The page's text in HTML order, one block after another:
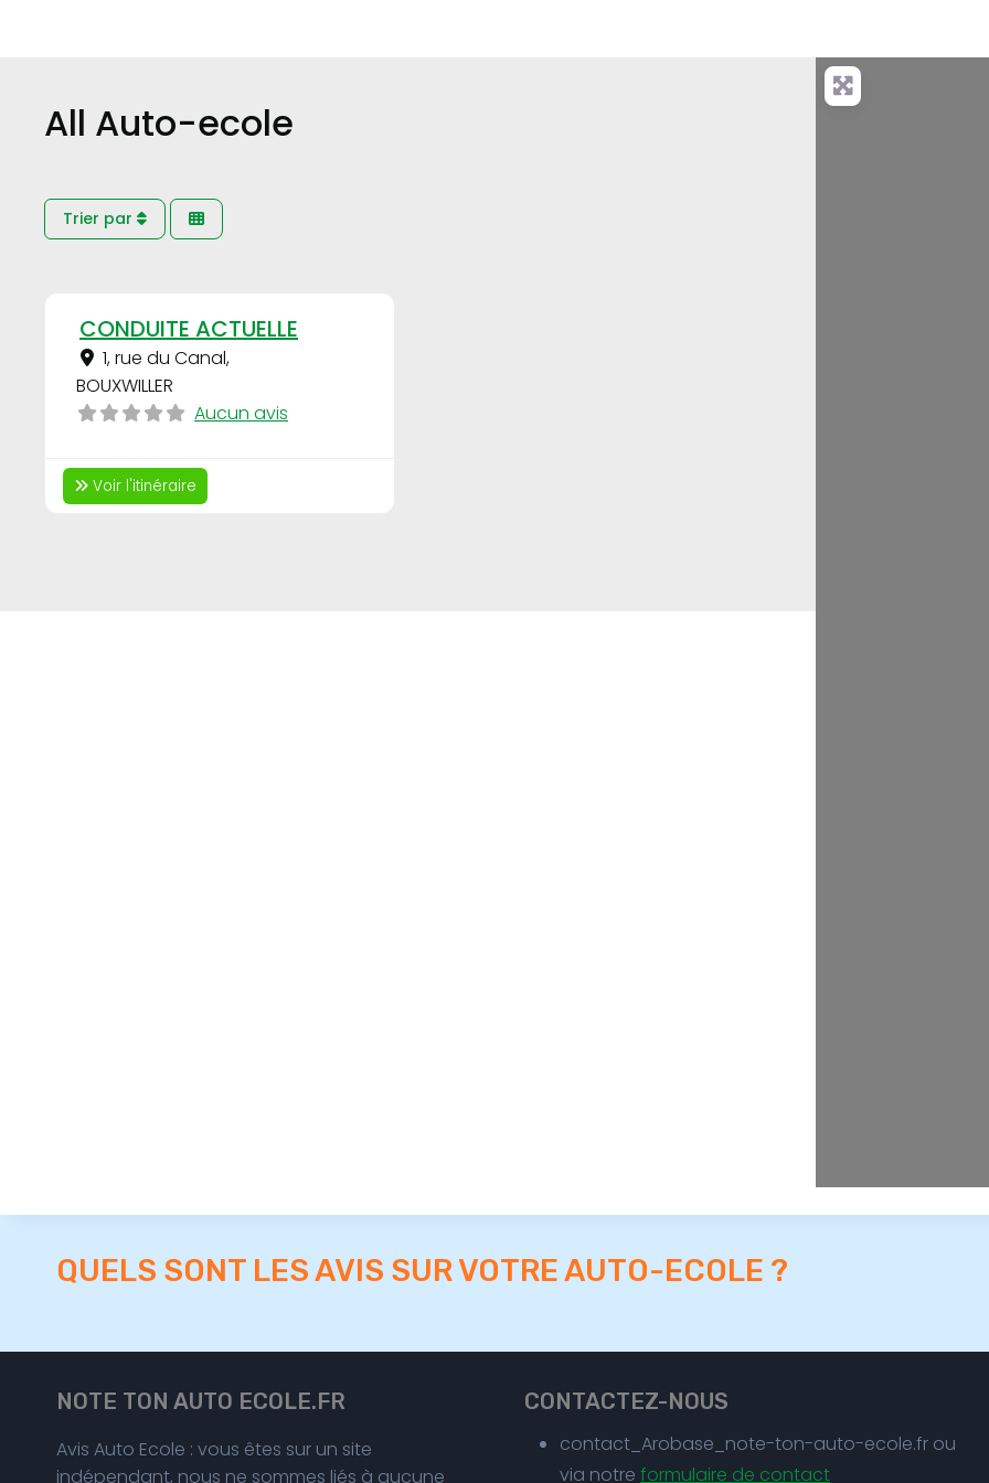
All Auto-ecole
Trier par
CONDUITE ACTUELLE
1, rue du Canal,
BOUXWILLER
Aucun avis
Voir l'itinéraire
QUELS SONT LES AVIS SUR VOTRE AUTO-ECOLE ?
NOTE TON AUTO ECOLE.FR
Avis Auto Ecole : vous êtes sur un site
indépendant, nous ne sommes liés à aucune
CONTACTEZ-NOUS
contact_Arobase_note-ton-auto-ecole.fr ou
via notre formulaire de contact